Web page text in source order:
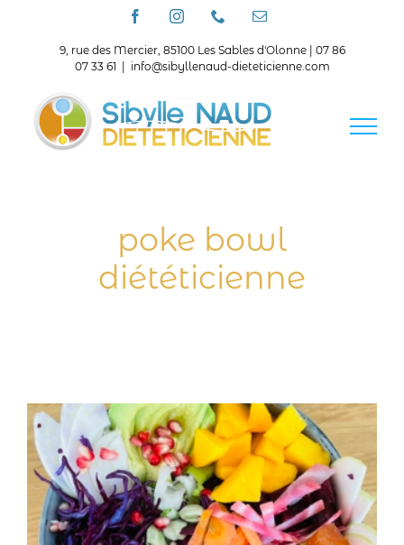
FacebookInstagramTéléphoneEmail
9, rue des Mercier, 85100 Les Sables d'Olonne | 07 86
07 33 61
info@sibyllenaud-dieteticienne.com
poke bowl
diététicienne